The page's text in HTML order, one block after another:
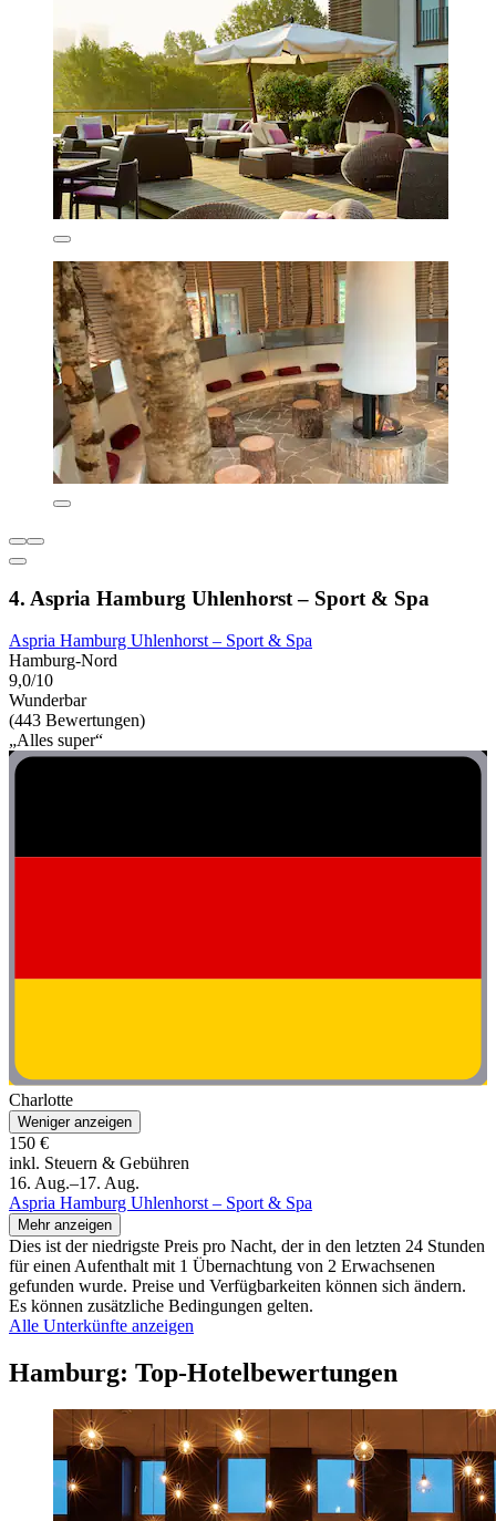
4. Aspria Hamburg Uhlenhorst – Sport & Spa
Aspria Hamburg Uhlenhorst – Sport & Spa
Hamburg-Nord
9,0/10
Wunderbar
(443 Bewertungen)
„Alles super“
Charlotte
Weniger anzeigen
150 €
inkl. Steuern & Gebühren
16. Aug.–17. Aug.
Aspria Hamburg Uhlenhorst – Sport & Spa
Mehr anzeigen
Dies ist der niedrigste Preis pro Nacht, der in den letzten 24 Stunden
für einen Aufenthalt mit 1 Übernachtung von 2 Erwachsenen
gefunden wurde. Preise und Verfügbarkeiten können sich ändern.
Es können zusätzliche Bedingungen gelten.
Alle Unterkünfte anzeigen
Hamburg: Top-Hotelbewertungen